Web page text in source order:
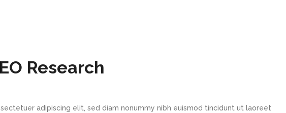
Research
adipiscing elit, sed diam nonummy nibh euismod tincidunt ut laoreet